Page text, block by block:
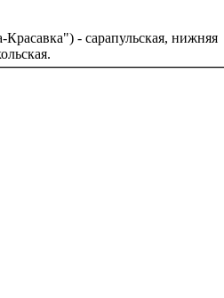
- сарапульская, нижняя